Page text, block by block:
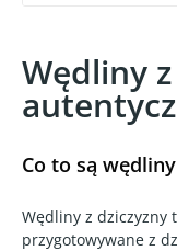
Wędliny
Co to są
Wędliny z dziczyzny
przygotowywane z